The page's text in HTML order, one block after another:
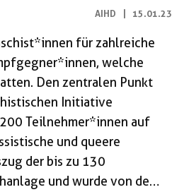
AIHD 15.01.23
für zahlreiche
welche
Den zentralen Punkt
Initiative
Teilnehmer*innen auf
und queere
der bis zu 130
und wurde von den